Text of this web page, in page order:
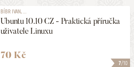
7/10
BÍBR IVAN, ...
Ubuntu 10.10 CZ - Praktická příručka
uživatele Linuxu
70 Kč